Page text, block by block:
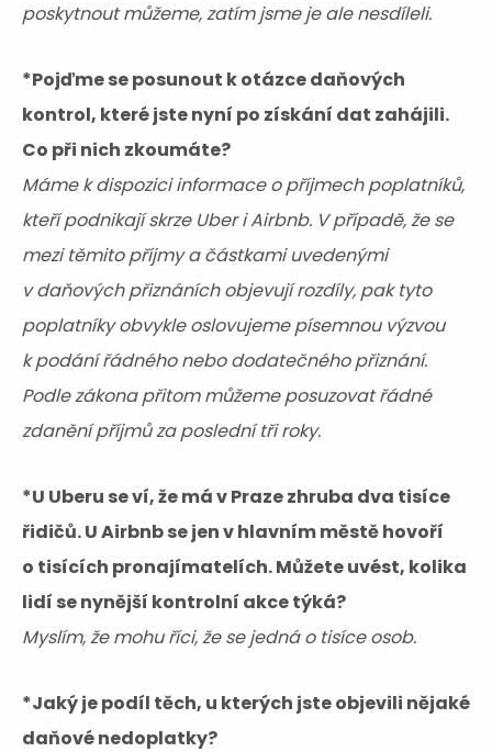
poskytnout můžeme, zatím jsme je ale nesdíleli.
*Pojďme se posunout k otázce daňových
kontrol, které jste nyní po získání dat zahájili.
Co při nich zkoumáte?
Máme k dispozici informace o příjmech poplatníků,
kteří podnikají skrze Uber i Airbnb. V případě, že se
mezi těmito příjmy a částkami uvedenými
v daňových přiznáních objevují rozdíly, pak tyto
poplatníky obvykle oslovujeme písemnou výzvou
k podání řádného nebo dodatečného přiznání.
Podle zákona přitom můžeme posuzovat řádné
zdanění příjmů za poslední tři roky.
*U Uberu se ví, že má v Praze zhruba dva tisíce
řidičů. U Airbnb se jen v hlavním městě hovoří
o tisících pronajímatelích. Můžete uvést, kolika
lidí se nynější kontrolní akce týká?
Myslím, že mohu říci, že se jedná o tisíce osob.
*Jaký je podíl těch, u kterých jste objevili nějaké
daňové nedoplatky?